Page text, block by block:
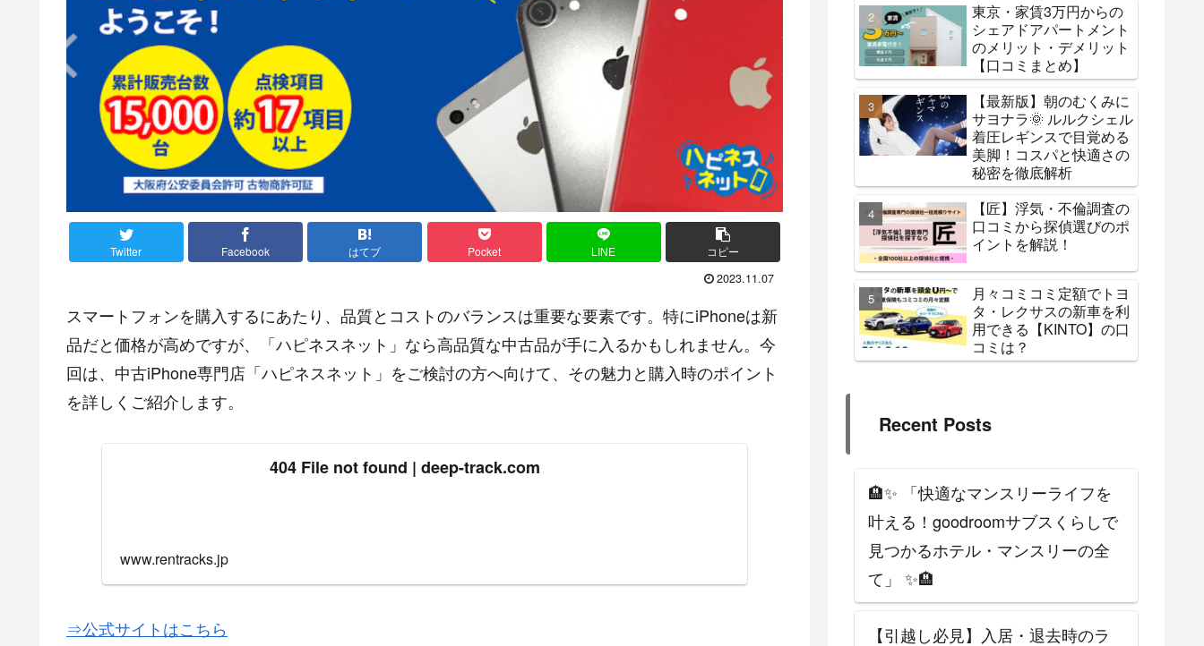
Twitter Facebook はてブ Pocket LINE コピー
2023.11.07
スマートフォンを購入するにあたり、品質とコストのバランスは重要な要素です。特にiPhoneは新
品だと価格が高めですが、「ハピネスネット」なら高品質な中古品が手に入るかもしれません。今
回は、中古iPhone専門店「ハピネスネット」をご検討の方へ向けて、その魅力と購入時のポイント
を詳しくご紹介します。
404 File not found | deep-track.com
www.rentracks.jp
⇒公式サイトはこちら
東京・家賃3万円からの
シェアドアパートメント
のメリット・デメリット
【口コミまとめ】
【最新版】朝のむくみに
サヨナラ🌞 ルルクシェル
着圧レギンスで目覚める
美脚！コスパと快適さの
秘密を徹底解析
【匠】浮気・不倫調査の
口コミから探偵選びのポ
イントを解説！
月々コミコミ定額でトヨ
タ・レクサスの新車を利
用できる【KINTO】の口
コミは？
Recent Posts
🏨✨ 「快適なマンスリーライフを
叶える！goodroomサブスくらしで
見つかるホテル・マンスリーの全
て」 ✨🏨
【引越し必見】入居・退去時のラ